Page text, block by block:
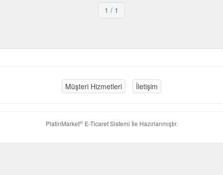
1 / 1
Müşteri Hizmetleri İletişim
PlatinMarket®E-Ticaret Sistemi İle Hazırlanmıştır.